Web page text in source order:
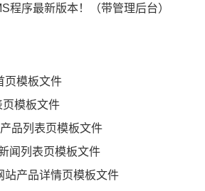
程序最新版本！（带管理后台）
页模板文件
页模板文件
品列表页模板文件
闻列表页模板文件
站产品详情页模板文件